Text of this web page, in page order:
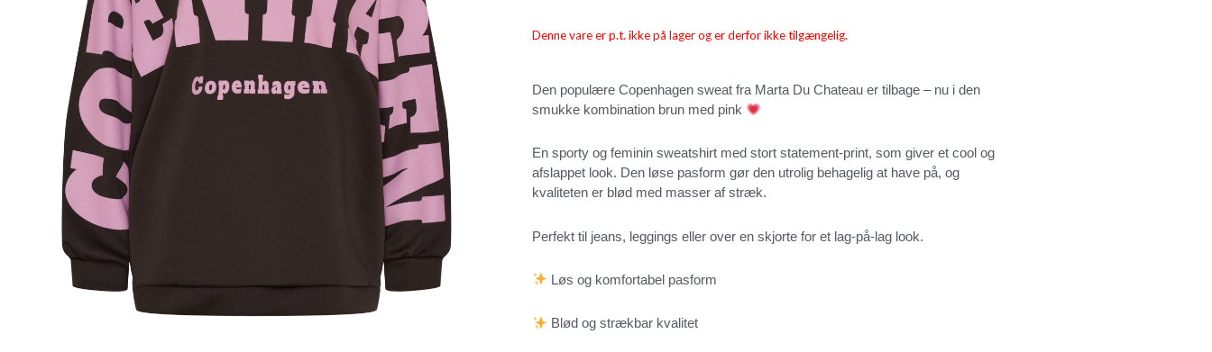
Denne vare er p.t. ikke på lager og er derfor ikke tilgængelig.
Den populære Copenhagen sweat fra Marta Du Chateau er tilbage – nu i den
smukke kombination brun med pink
En sporty og feminin sweatshirt med stort statement-print, som giver et cool og
afslappet look. Den løse pasform gør den utrolig behagelig at have på, og
kvaliteten er blød med masser af stræk.
Perfekt til jeans, leggings eller over en skjorte for et lag-på-lag look.
Løs og komfortabel pasform
Blød og strækbar kvalitet